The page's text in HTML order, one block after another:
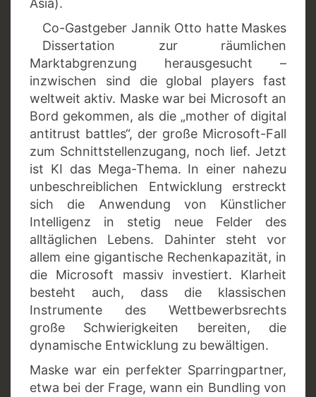
Asia).
Co-Gastgeber Jannik Otto hatte Maskes
Dissertation zur räumlichen
Marktabgrenzung herausgesucht –
inzwischen sind die global players fast
weltweit aktiv. Maske war bei Microsoft an
Bord gekommen, als die „mother of digital
antitrust battles“, der große Microsoft-Fall
zum Schnittstellenzugang, noch lief. Jetzt
ist KI das Mega-Thema. In einer nahezu
unbeschreiblichen Entwicklung erstreckt
sich die Anwendung von Künstlicher
Intelligenz in stetig neue Felder des
alltäglichen Lebens. Dahinter steht vor
allem eine gigantische Rechenkapazität, in
die Microsoft massiv investiert. Klarheit
besteht auch, dass die klassischen
Instrumente des Wettbewerbsrechts
große Schwierigkeiten bereiten, die
dynamische Entwicklung zu bewältigen.
Maske war ein perfekter Sparringpartner,
etwa bei der Frage, wann ein Bundling von